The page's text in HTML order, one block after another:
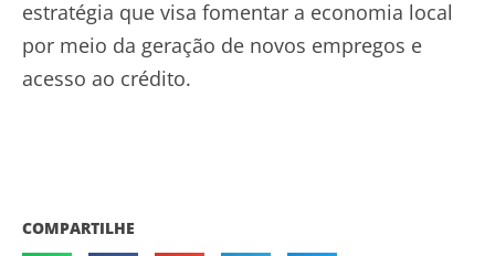
estratégia que visa fomentar a economia local
por meio da geração de novos empregos e
acesso ao crédito.
COMPARTILHE